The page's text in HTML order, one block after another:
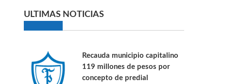
ULTIMAS NOTICIAS
Recauda municipio capitalino
119 millones de pesos por
concepto de predial